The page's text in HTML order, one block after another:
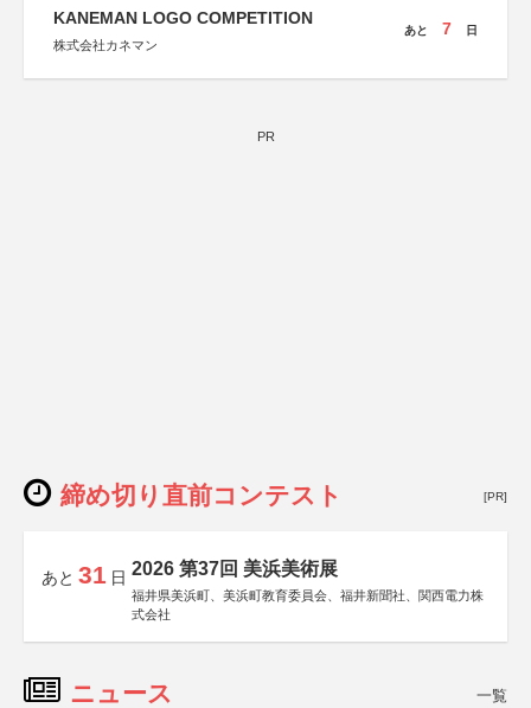
KANEMAN LOGO COMPETITION
株式会社カネマン
あと 7 日
PR
締め切り直前コンテスト [PR]
あと 31 日 2026 第37回 美浜美術展
福井県美浜町、美浜町教育委員会、福井新聞社、関西電力株
式会社
ニュース 一覧